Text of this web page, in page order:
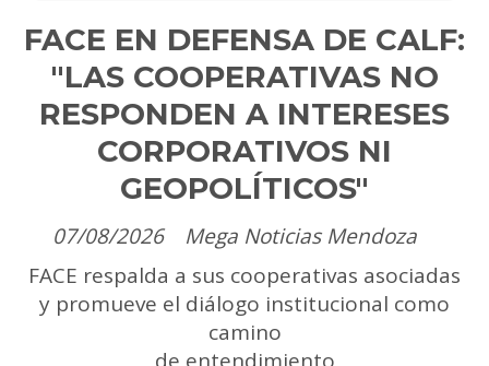
FACE EN DEFENSA DE CALF:
"LAS COOPERATIVAS NO
RESPONDEN A INTERESES
CORPORATIVOS NI
GEOPOLÍTICOS"
Mega Noticias Mendoza
07/08/2026
FACE respalda a sus cooperativas asociadas
y promueve el diálogo institucional como
camino